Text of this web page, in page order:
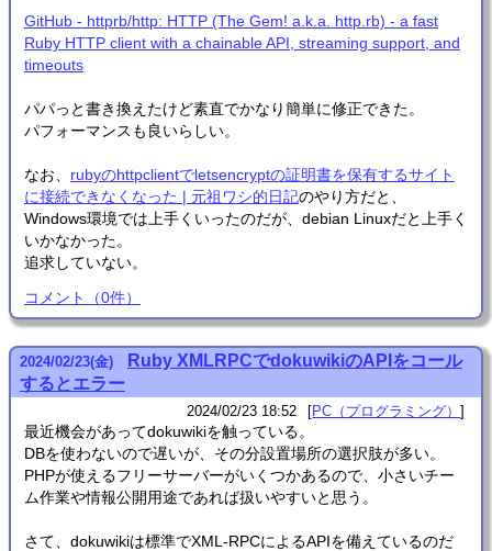
GitHub - httprb/http: HTTP (The Gem! a.k.a. http.rb) - a fast
Ruby HTTP client with a chainable API, streaming support, and
timeouts
パパっと書き換えたけど素直でかなり簡単に修正できた。
パフォーマンスも良いらしい。
なお、 rubyのhttpclientでletsencryptの証明書を保有するサイト
に接続できなくなった | 元祖ワシ的日記のやり方だと、
Windows環境では上手くいったのだが、debian Linuxだと上手く
いかなかった。
追求していない。
コメント （0件）
2024/02/23(金)
Ruby XMLRPCでdokuwikiのAPIをコール
するとエラー
2024/02/23 18:52 PC（プログラミング）
最近機会があってdokuwikiを触っている。
DBを使わないので遅いが、その分設置場所の選択肢が多い。
PHPが使えるフリーサーバーがいくつかあるので、小さいチー
ム作業や情報公開用途であれば扱いやすいと思う。
さて、dokuwikiは標準でXML-RPCによるAPIを備えているのだ